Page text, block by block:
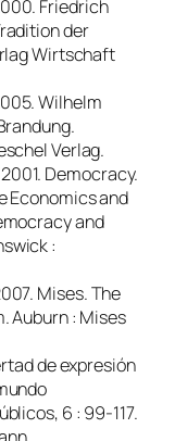
Friedrich
der
Wirtschaft
Wilhelm
.
Verlag.
Democracy.
Economics and
and
:
Mises. The
. Auburn : Mises
de expresión
, 6 : 99-117.